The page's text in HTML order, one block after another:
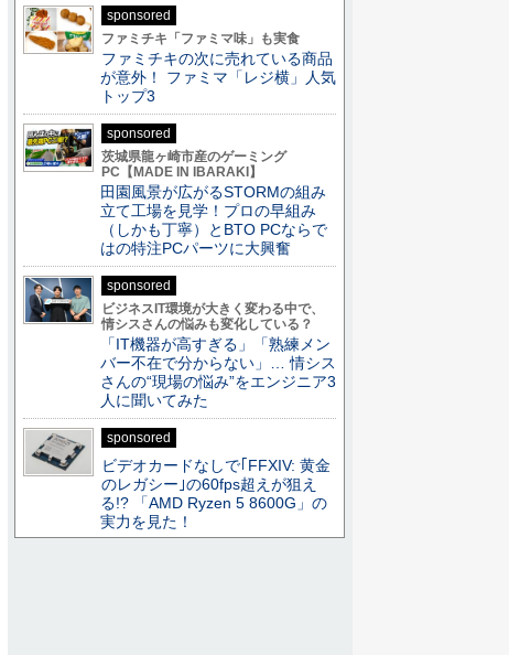
sponsored
ファミチキ「ファミマ味」も実食
ファミチキの次に売れている商品
が意外！ ファミマ「レジ横」人気
トップ3
sponsored
茨城県龍ヶ崎市産のゲーミング
PC【MADE IN IBARAKI】
田園風景が広がるSTORMの組み
立て工場を見学！プロの早組み
（しかも丁寧）とBTO PCならで
はの特注PCパーツに大興奮
sponsored
ビジネスIT環境が大きく変わる中で、
情シスさんの悩みも変化している？
「IT機器が高すぎる」「熟練メン
バー不在で分からない」… 情シス
さんの“現場の悩み”をエンジニア3
人に聞いてみた
sponsored
ビデオカードなしで｢FFXIV: 黄金
のレガシー｣の60fps超えが狙え
る!? 「AMD Ryzen 5 8600G」の
実力を見た！